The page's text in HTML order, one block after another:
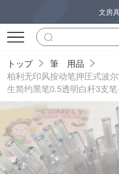
文房
トップ
筆 用品
柏利无印风按动笔押圧式波
生简约黑笔0.5透明白杆3支